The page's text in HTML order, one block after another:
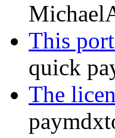
This
quick
The